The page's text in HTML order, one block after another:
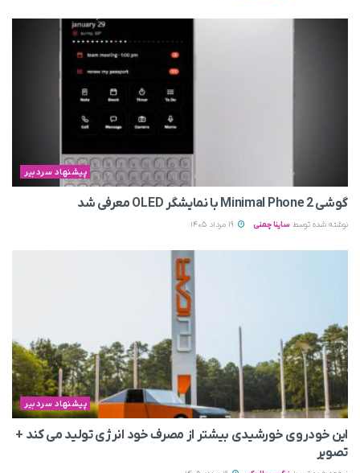
پیشنهاد سردبیر
گوشی Minimal Phone 2 با نمایشگر OLED معرفی شد
نوشته شده توسط ساینا چمنی
پیشنهاد سردبیر
این خودروی خورشیدی بیشتر از مصرف خود انرژی تولید می‌ کند +
تصویر